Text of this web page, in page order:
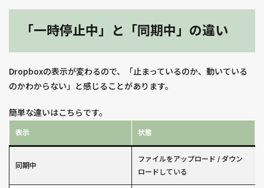
「一時停止中」と「同期中」の違い
Dropboxの表示が変わるので、「止まっているのか、動いている
のかわからない」と感じることがあります。
簡単な違いはこちらです。
表示 状態
同期中
ファイルをアップロード / ダウン
ロードしている